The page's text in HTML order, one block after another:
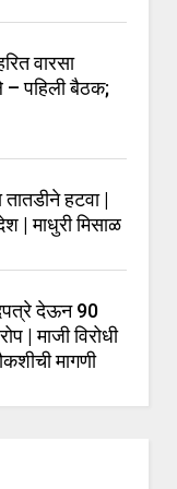
वारसा
– पहिली बैठक;
हटवा |
| माधुरी मिसाळ
देऊन 90
| माजी विरोधी
मागणी